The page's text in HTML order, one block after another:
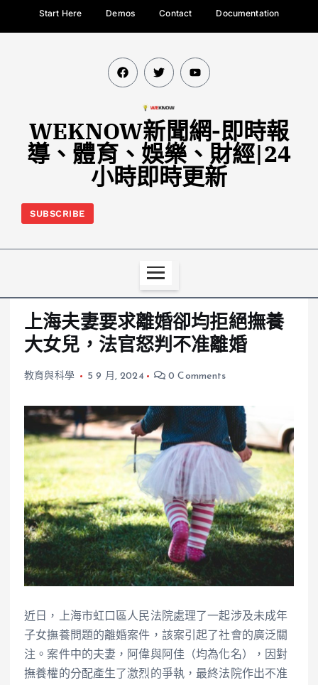
Start Here Demos Contact Documentation
WEKNOW新聞網-即時報
導、體育、娛樂、財經|24
小時即時更新
SUBSCRIBE
上海夫妻要求離婚卻均拒絕撫養
大女兒，法官怒判不准離婚
教育與科學 5 9 月, 2024 0 Comments
近日，上海市虹口區人民法院處理了一起涉及未成年
子女撫養問題的離婚案件，該案引起了社會的廣泛關
注。案件中的夫妻，阿偉與阿佳（均為化名），因對
撫養權的分配產生了激烈的爭執，最終法院作出不准